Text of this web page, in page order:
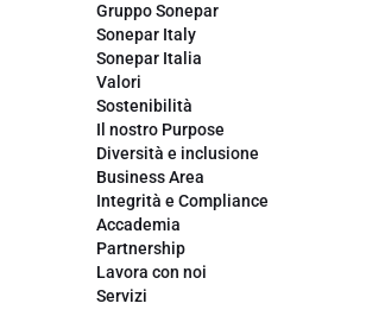
Gruppo Sonepar
Sonepar Italy
Sonepar Italia
Valori
Sostenibilità
Il nostro Purpose
Diversità e inclusione
Business Area
Integrità e Compliance
Accademia
Partnership
Lavora con noi
Servizi